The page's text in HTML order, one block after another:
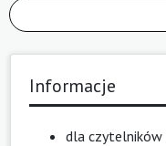
Informacje
dla czytelników